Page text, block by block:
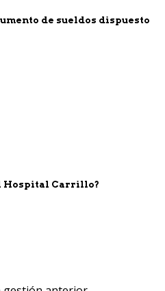
de sueldos dispuesto
Hospital Carrillo?